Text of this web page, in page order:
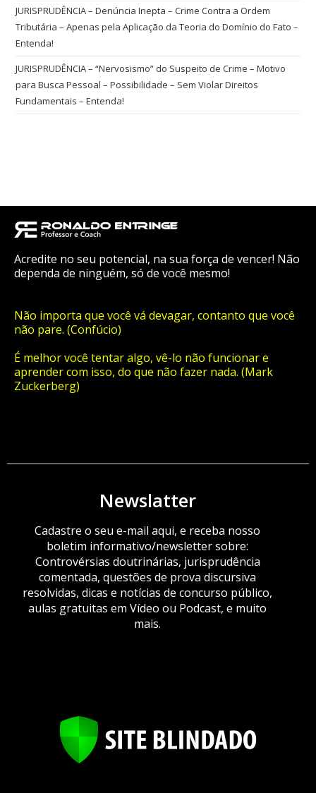
JURISPRUDÊNCIA – Denúncia Inepta – Crime Contra a Ordem
Tributária – Apenas pela Aplicação da Teoria do Domínio do Fato –
Entenda!
JURISPRUDÊNCIA – “Nervosismo” do Suspeito de Crime – Motivo
para Busca Pessoal – Possibilidade – Sem Violar Direitos
Fundamentais – Entenda!
Acredite no seu potencial, na sua força de vencer! Não
dependa de ninguém, só de você mesmo!
Não importa que você vá devagar, contanto que você
não pare. (Confúcio)
É melhor você tentar algo, vê-lo não funcionar e
aprender com isso, do que não fazer nada. (Mark
Zuckerberg)
Newslatter
Cadastre o seu e-mail aqui, e receba nosso
boletim informativo/newsletter sobre:
Controvérsias doutrinárias, jurisprudência
comentada, questões de prova discursiva
resolvidas, dicas e notícias de concurso público,
aulas gratuitas em Vídeo ou Podcast, e muito
mais.